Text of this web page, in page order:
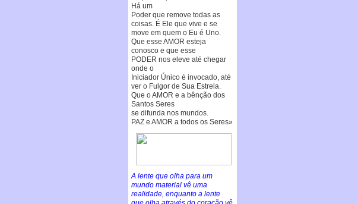
Há um
Poder que remove todas as
coisas. É Ele que vive e se
move em quem o Eu é Uno.
Que esse AMOR esteja
conosco e que esse
PODER nos eleve até chegar
onde o
Iniciador Único é invocado, até
ver o Fulgor de Sua Estrela.
Que o AMOR e a bênção dos
Santos Seres
se difunda nos mundos.
PAZ e AMOR a todos os Seres»
A lente que olha para um
mundo material vê uma
realidade, enquanto a lente